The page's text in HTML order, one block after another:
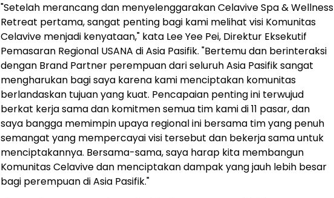
"Setelah merancang dan menyelenggarakan Celavive Spa & Wellness
Retreat pertama, sangat penting bagi kami melihat visi Komunitas
Celavive menjadi kenyataan," kata Lee Yee Pei, Direktur Eksekutif
Pemasaran Regional USANA di Asia Pasifik. "Bertemu dan berinteraksi
dengan Brand Partner perempuan dari seluruh Asia Pasifik sangat
mengharukan bagi saya karena kami menciptakan komunitas
berlandaskan tujuan yang kuat. Pencapaian penting ini terwujud
berkat kerja sama dan komitmen semua tim kami di 11 pasar, dan
saya bangga memimpin upaya regional ini bersama tim yang penuh
semangat yang mempercayai visi tersebut dan bekerja sama untuk
menciptakannya. Bersama-sama, saya harap kita membangun
Komunitas Celavive dan menciptakan dampak yang jauh lebih besar
bagi perempuan di Asia Pasifik."